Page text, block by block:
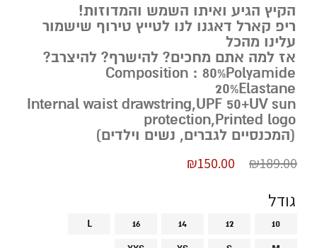
הקיץ הגיע ואיתו השמש והמדוזות!
ריפ קארל דאגנו לנו לטייץ טירוף שישמור
עלינו מהכל
אז למה אתם מחכים? להישרף? להיצרב?
Composition : 80%Polyamide
20%Elastane
Internal waist drawstring,UPF 50+UV sun
protection,Printed logo
(המכנסיים לגברים, נשים וילדים)
₪189.00
₪150.00
גודל
10
12
14
16
L